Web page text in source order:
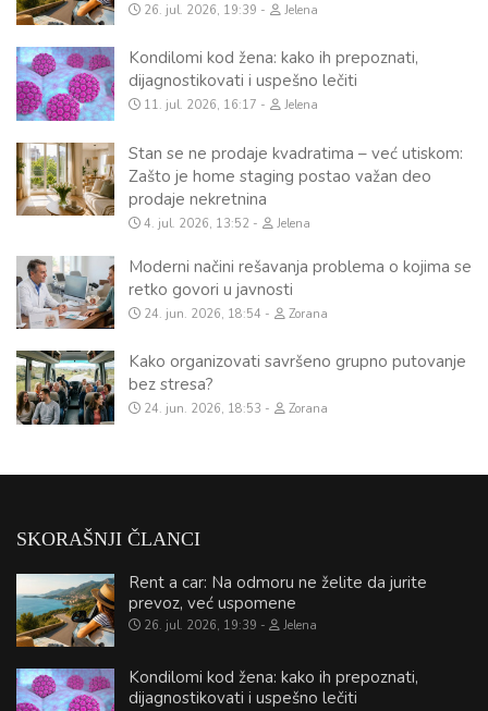
26. jul. 2026, 19:39 Jelena
Kondilomi kod žena: kako ih prepoznati,
dijagnostikovati i uspešno lečiti
11. jul. 2026, 16:17 Jelena
Stan se ne prodaje kvadratima – već utiskom:
Zašto je home staging postao važan deo
prodaje nekretnina
4. jul. 2026, 13:52 Jelena
Moderni načini rešavanja problema o kojima se
retko govori u javnosti
24. jun. 2026, 18:54 Zorana
Kako organizovati savršeno grupno putovanje
bez stresa?
24. jun. 2026, 18:53 Zorana
SKORAŠNJI ČLANCI
Rent a car: Na odmoru ne želite da jurite
prevoz, već uspomene
26. jul. 2026, 19:39 Jelena
Kondilomi kod žena: kako ih prepoznati,
dijagnostikovati i uspešno lečiti